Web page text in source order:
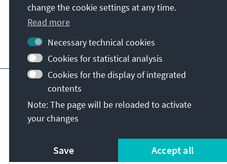
Contact
Visit also
Main page of KAS Imprint
Data protection
Terms of use
Report an accessibility issue
© Konrad-Adenauer-Stiftung e.V. 2026
change the cookie settings at any time.
Read more
Necessary technical cookies
Cookies for statistical analysis
Cookies for the display of integrated
contents
Note: The page will be reloaded to activate
your changes
Save Accept all